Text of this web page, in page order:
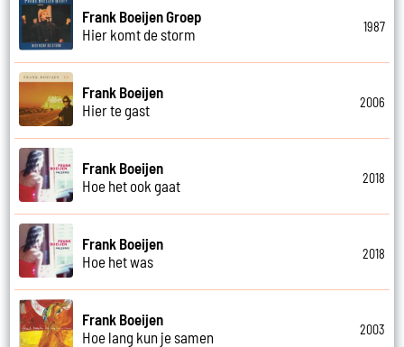
Frank Boeijen Groep
Hier komt de storm
1987
Frank Boeijen
Hier te gast
2006
Frank Boeijen
Hoe het ook gaat
2018
Frank Boeijen
Hoe het was
2018
Frank Boeijen
Hoe lang kun je samen
2003